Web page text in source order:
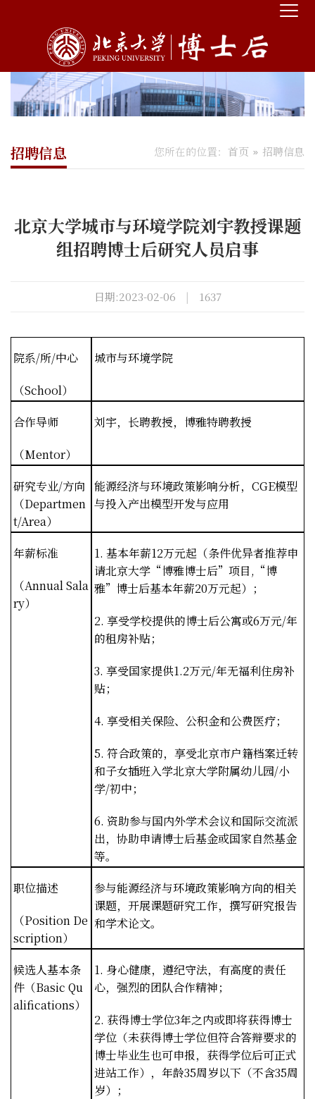
您所在的位置： 首页 招聘信息
招聘信息
北京大学城市与环境学院刘宇教授课题
组招聘博士后研究人员启事
日期:2023-02-06 | 1637
院系/所/中心
（School）
城市与环境学院
合作导师
（Mentor）
刘宇，长聘教授，博雅特聘教授
研究专业/方向
（Departmen
t/Area）
能源经济与环境政策影响分析， CGE模型
与投入产出模型开发与应用
年薪标准
（Annual Sala
ry）
1. 基本年薪12万元起（条件优异者推荐申
请北京大学“博雅博士后”项目, “博
雅”博士后基本年薪20万元起）；
2. 享受学校提供的博士后公寓或6万元/年
的租房补贴；
3. 享受国家提供1.2万元/年无福利住房补
贴；
4. 享受相关保险、公积金和公费医疗；
5. 符合政策的，享受北京市户籍档案迁转
和子女插班入学北京大学附属幼儿园/小
学/初中；
6. 资助参与国内外学术会议和国际交流派
出，协助申请博士后基金或国家自然基金
等。
职位描述
（Position De
scription）
参与能源经济与环境政策影响方向的相关
课题，开展课题研究工作，撰写研究报告
和学术论文。
候选人基本条
件（Basic Qu
alifications）
1. 身心健康，遵纪守法，有高度的责任
心，强烈的团队合作精神；
2. 获得博士学位3年之内或即将获得博士
学位（未获得博士学位但符合答辩要求的
博士毕业生也可申报，获得学位后可正式
进站工作），年龄35周岁以下（不含35周
岁）；